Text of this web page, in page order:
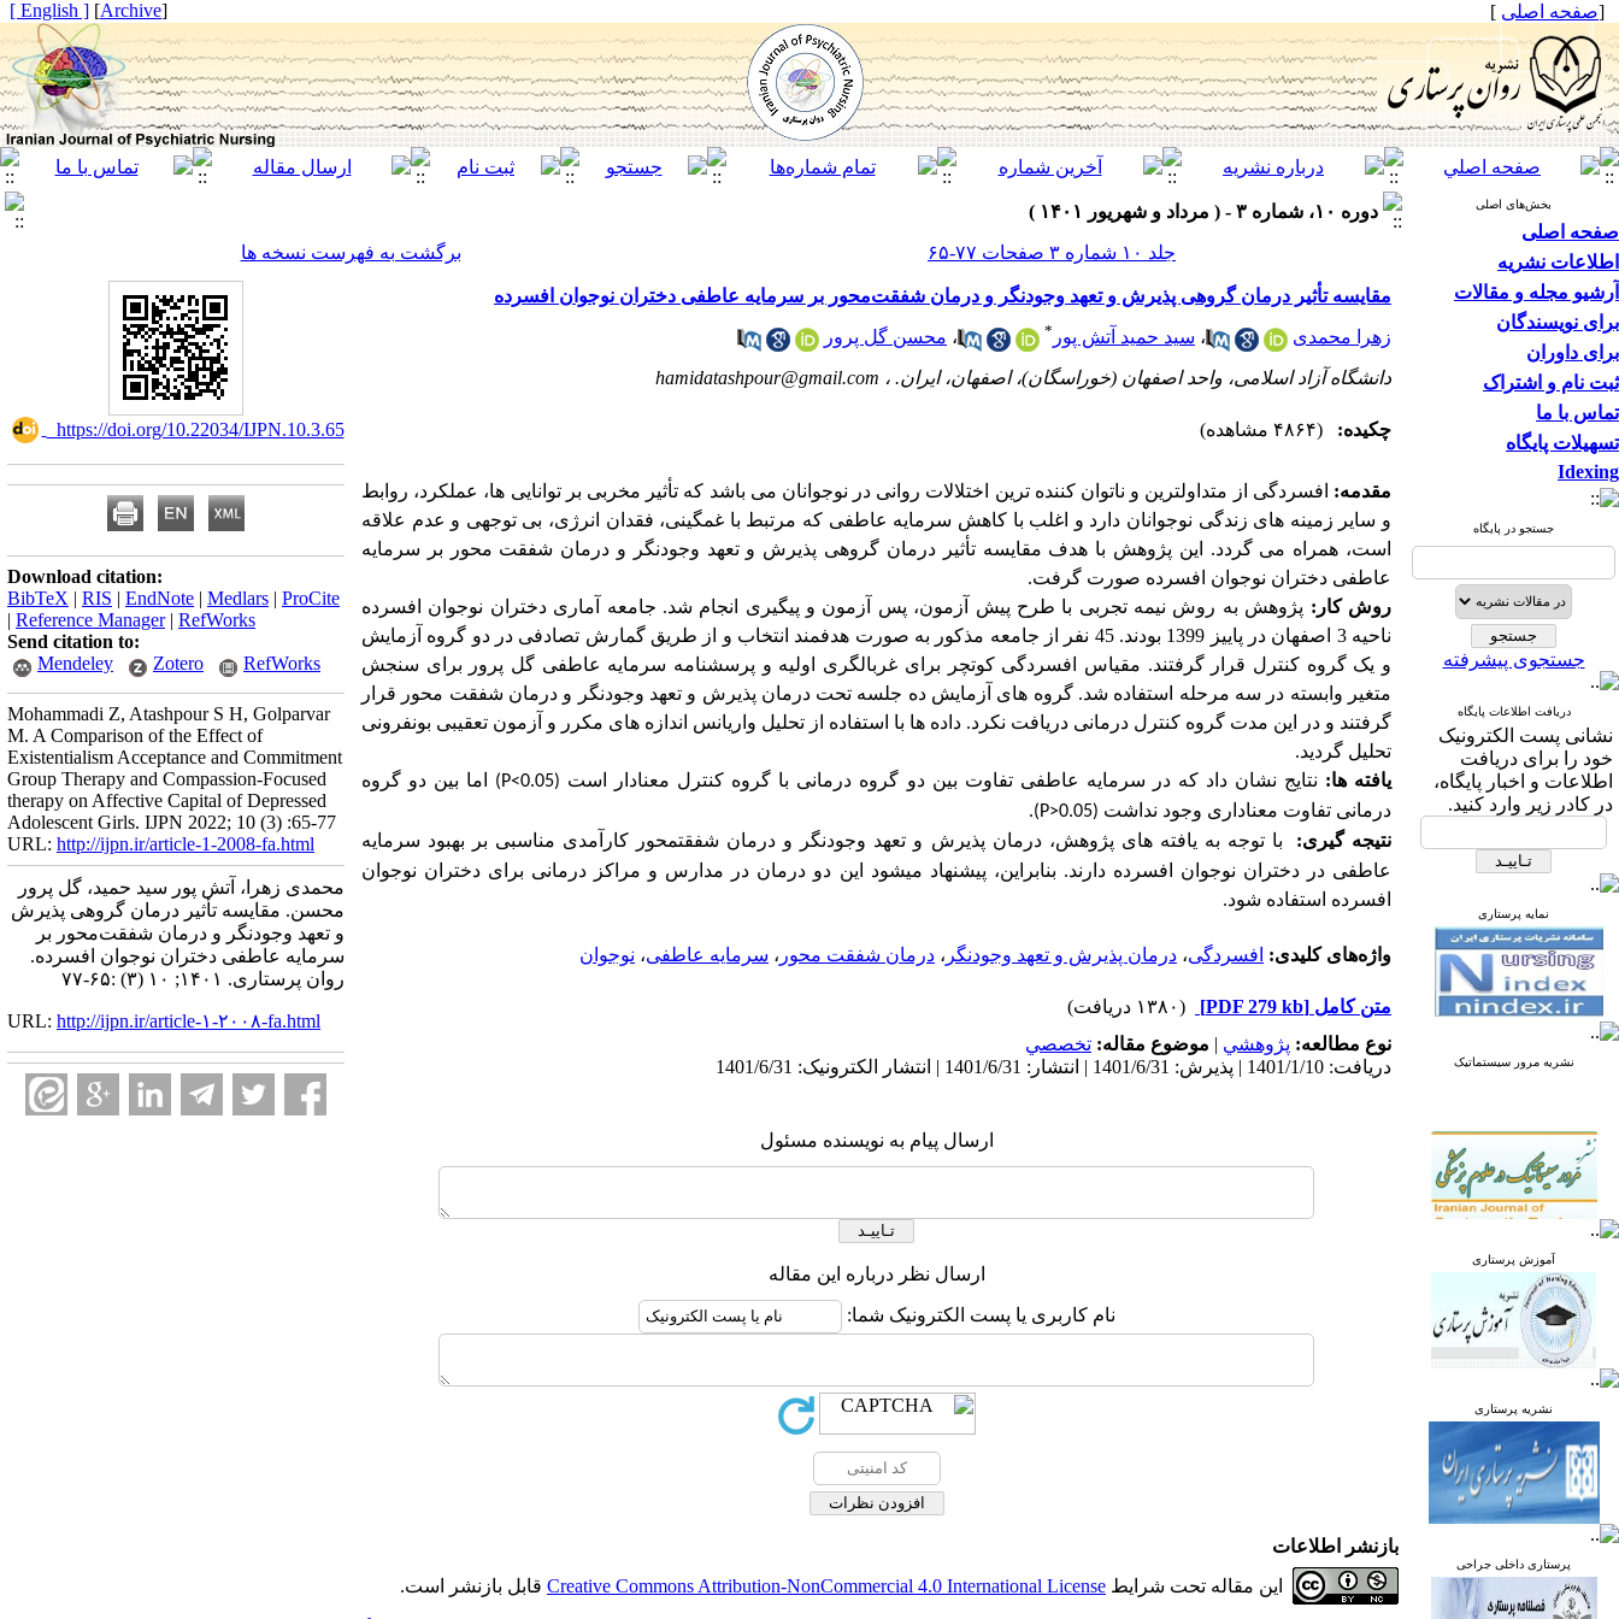
[صفحه اصلی ]
[
Archive
]
[ English ]
بخش‌های اصلی
صفحه اصلی
اطلاعات نشریه
آرشیو مجله و مقالات
برای نویسندگان
برای داوران
ثبت نام و اشتراک
تماس با ما
تسهیلات پایگاه
Idexing
جستجو در پایگاه
جستجوی پیشرفته
دریافت اطلاعات پایگاه
نشانی پست الکترونیک
خود را برای دریافت
اطلاعات و اخبار پایگاه،
در کادر زیر وارد کنید.
نمایه پرستاری
نشریه مرور سیستماتیک
آموزش پرستاری
نشریه پرستاری
پرستاری داخلی جراحی
دوره ۱۰، شماره ۳ - ( مرداد و شهریور ۱۴۰۱ )
جلد ۱۰ شماره ۳ صفحات ۷۷-۶۵
برگشت به فهرست نسخه ها
مقایسه تأثیر درمان گروهی پذیرش و تعهد وجودنگر و درمان شفقت‌محور بر سرمایه عاطفی دختران نوجوان افسرده
زهرا محمدی ، سید حمید آتش پور * ، محسن گل پرور
دانشگاه آزاد اسلامی، واحد اصفهان (خوراسگان)، اصفهان، ایران. ، hamidatashpour@gmail.com
چکیده: (۴۸۶۴ مشاهده)
مقدمه: افسردگی از متداول­ترین و ناتوان­ کننده ­ترین اختلالات روانی در نوجوانان می ­باشد که تأثیر مخربی بر توانایی ­ها، عملکرد، روابط
و سایر زمینه ­های زندگی نوجوانان دارد و اغلب با کاهش سرمایه عاطفی که مرتبط با غمگینی، فقدان انرژی، بی توجهی و عدم علاقه
است، همراه می ­گردد. این پژوهش با هدف مقایسه تأثیر درمان گروهی پذیرش و تعهد وجودنگر و درمان شفقت ­محور بر سرمایه
عاطفی دختران نوجوان افسرده صورت گرفت.
روش کار: پژوهش به روش نیمه­ تجربی با طرح پیش ­آزمون، پس­ آزمون و پیگیری انجام شد. جامعه آماری دختران نوجوان افسرده
ناحیه 3 اصفهان در پاییز 1399 بودند.
45 نفر از جامعه مذکور به صورت هدفمند انتخاب و از طریق گمارش تصادفی در دو گروه آزمایش
و یک گروه کنترل قرار گرفتند. مقیاس افسردگی کوتچر برای غربالگری اولیه و پرسشنامه سرمایه عاطفی گل ­پرور برای سنجش
متغیر وابسته در سه مرحله استفاده شد. گروه ­های آزمایش ده جلسه تحت درمان پذیرش و تعهد وجودنگر و درمان شفقت ­محور قرار
گرفتند و در این مدت گروه کنترل درمانی دریافت نکرد. داده­ ها با استفاده از تحلیل واریانس اندازه ­های مکرر و آزمون تعقیبی بونفرونی
تحلیل گردید.
یافته­ ها: نتایج نشان داد که در سرمایه عاطفی تفاوت بین دو گروه درمانی با گروه کنترل معنادار است (P<0.05) اما بین دو گروه
درمانی تفاوت معناداری وجود نداشت (P>0.05)
.
نتیجه­ گیری:
با توجه به یافته ­های پژوهش، درمان پذیرش و تعهد وجودنگر و درمان شفقت­محور کارآمدی مناسبی بر بهبود سرمایه
عاطفی در دختران نوجوان افسرده­ دارند. بنابراین، پیشنهاد می­شود این دو درمان در مدارس و مراکز درمانی برای دختران نوجوان
افسرده استفاده شود.
واژه‌های کلیدی: افسردگی، درمان پذیرش و تعهد وجودنگر ، درمان شفقت محور ، سرمایه عاطفی، نوجوان
متن کامل [PDF 279 kb]
(۱۳۸۰ دریافت)
نوع مطالعه: پژوهشي | موضوع مقاله: تخصصي
دریافت: 1401/1/10 | پذیرش: 1401/6/31 | انتشار: 1401/6/31 | انتشار الکترونیک: 1401/6/31
ارسال پیام به نویسنده مسئول
ارسال نظر درباره این مقاله
نام کاربری یا پست الکترونیک شما:
‎ https://doi.org/10.22034/IJPN.10.3.65
Download citation:
BibTeX | RIS | EndNote | Medlars | ProCite
| Reference Manager| RefWorks
Send citation to:
Mendeley
Zotero RefWorks
Mohammadi Z, Atashpour S H, Golparvar
M. A Comparison of the Effect of
Existentialism Acceptance and Commitment
Group Therapy and Compassion-Focused
therapy on Affective Capital of Depressed
Adolescent Girls. IJPN 2022; 10 (3) :65-77
URL: http://ijpn.ir/article-1-2008-fa.html
محمدی زهرا، آتش پور سید حمید، گل پرور
محسن. مقایسه تأثیر درمان گروهی پذیرش
و تعهد وجودنگر و درمان شفقت‌محور بر
سرمایه عاطفی دختران نوجوان افسرده.
روان پرستاری. ۱۴۰۱; ۱۰ (۳) :۶۵-۷۷
URL: http://ijpn.ir/article-۱-۲۰۰۸-fa.html
بازنشر اطلاعات
این مقاله تحت شرایط Creative Commons Attribution-NonCommercial 4.0 International License قابل بازنشر است.